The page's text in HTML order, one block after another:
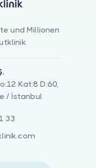
und Millionen
Kat:8 D:60,
/ İstanbul
33